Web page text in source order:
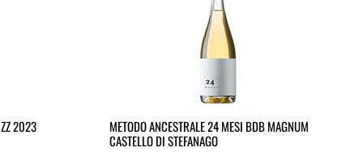
2023
METODO ANCESTRALE 24 MESI BDB MAGNUM
CASTELLO DI STEFANAGO